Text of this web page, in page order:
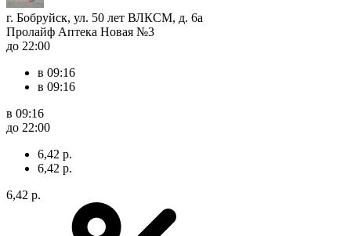
г. Бобруйск, ул. 50 лет ВЛКСМ, д. 6а
Пролайф Аптека Новая №3
до 22:00
в 09:16
в 09:16
в 09:16
до 22:00
6,42 р.
6,42 р.
6,42 р.